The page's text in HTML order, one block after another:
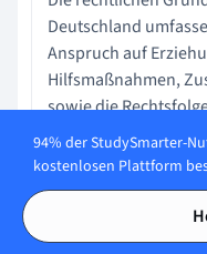
Deutschland
Anspruch auf
Hilfsmaßnahmen,
sowie die
Beteiligte. Sie sind
VIII geregelt.
94% der StudySmarter-
kostenlosen Plattform